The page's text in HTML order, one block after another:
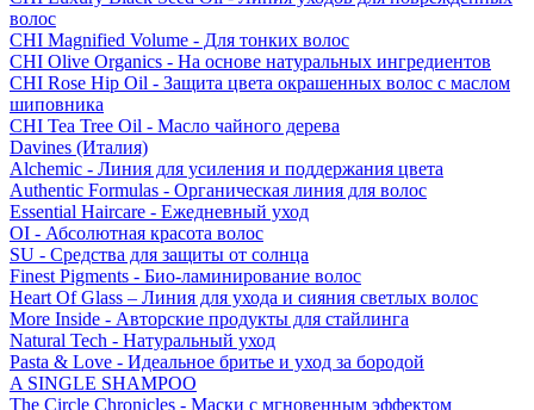
волос
CHI Magnified Volume - Для тонких волос
CHI Olive Organics - На основе натуральных ингредиентов
CHI Rose Hip Oil - Защита цвета окрашенных волос с маслом
шиповника
CHI Tea Tree Oil - Масло чайного дерева
Davines (Италия)
Alchemic - Линия для усиления и поддержания цвета
Authentic Formulas - Органическая линия для волос
Essential Haircare - Eжедневный уход
OI - Абсолютная красота волос
SU - Средства для защиты от солнца
Finest Pigments - Био-ламинирование волос
Heart Of Glass – Линия для ухода и сияния светлых волос
More Inside - Авторские продукты для стайлинга
Natural Tech - Натуральный уход
Pasta & Love - Идеальное бритье и уход за бородой
A SINGLE SHAMPOO
The Circle Chronicles - Маски с мгновенным эффектом